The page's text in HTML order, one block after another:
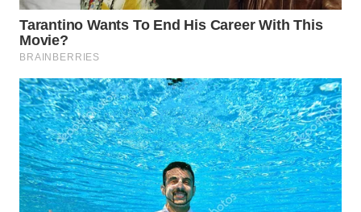
WN
DANAU
TOBA
WN
NIAS
WN
LANGKAT
WN